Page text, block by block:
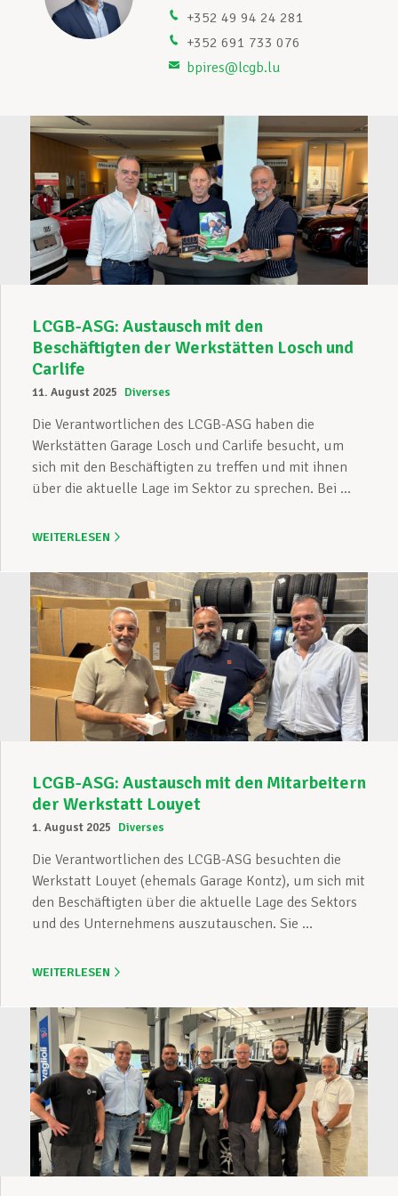
Unterstützung im Privatleben
Berufliche Weiterentwicklung
Mitglied werden
Aktuell
+352 49 94 24 281
+352 691 733 076
bpires@lcgb.lu
LCGB-ASG: Austausch mit den
Beschäftigten der Werkstätten Losch und
Carlife
11. August 2025 Diverses
Die Verantwortlichen des LCGB-ASG haben die
Werkstätten Garage Losch und Carlife besucht, um
sich mit den Beschäftigten zu treffen und mit ihnen
über die aktuelle Lage im Sektor zu sprechen. Bei ...
WEITERLESEN
LCGB-ASG: Austausch mit den Mitarbeitern
der Werkstatt Louyet
1. August 2025 Diverses
Die Verantwortlichen des LCGB-ASG besuchten die
Werkstatt Louyet (ehemals Garage Kontz), um sich mit
den Beschäftigten über die aktuelle Lage des Sektors
und des Unternehmens auszutauschen. Sie ...
WEITERLESEN